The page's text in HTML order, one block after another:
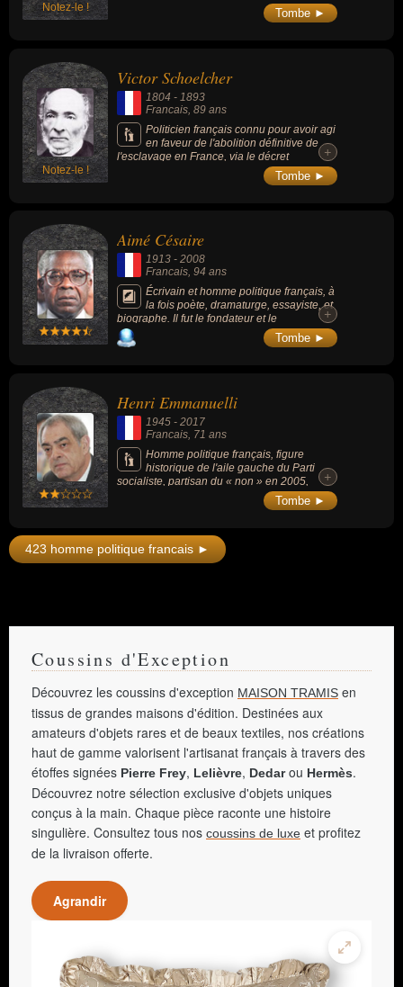
Notez-le ! Tombe ►
Notez-le !
Victor Schoelcher
1804 - 1893
Francais , 89 ans
Politicien français connu pour avoir agi
en faveur de l'abolition définitive de
l'esclavage en France, via le décret
d'abolition, signé par le gouvernement
provisoire de la deuxième République le 27
+
Tombe ►
Aimé Césaire
1913 - 2008
Francais, 94 ans
Écrivain et homme politique français, à
la fois poète, dramaturge, essayiste, et
biographe. Il fut le fondateur et le
représentant majeur du mouvement littéraire
de la négritude avec Léopold Sédar
France durant 56 années consécutives, de
1945 à 2001.
+
Tombe ►
Henri Emmanuelli
1945 - 2017
Francais , 71 ans
Homme politique français, figure
historique de l'aile gauche du Parti
socialiste, partisan du « non » en 2005,
député des Landes depuis 1978.
+
Tombe ►
423 homme politique francais ►
Coussins d'Exception
Découvrez les coussins d'exception MAISON TRAMIS en
tissus de grandes maisons d'édition. Destinées aux
amateurs d'objets rares et de beaux textiles, nos créations
haut de gamme valorisent l'artisanat français à travers des
étoffes signées Pierre Frey, Lelièvre, Dedarou Hermès.
Découvrez notre sélection exclusive d'objets uniques
conçus à la main. Chaque pièce raconte une histoire
singulière. Consultez tous nos coussins de luxe et profitez
de la livraison offerte.
Agrandir